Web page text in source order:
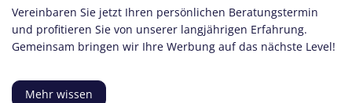
Vereinbaren Sie jetzt Ihren persönlichen Beratungstermin
und profitieren Sie von unserer langjährigen Erfahrung.
Gemeinsam bringen wir Ihre Werbung auf das nächste Level!
Mehr wissen